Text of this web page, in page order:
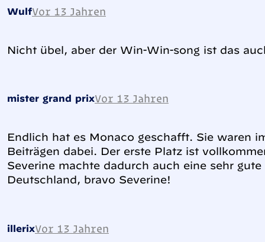
WulfVor 13 Jahren
Nicht übel, aber der Win-Win-song ist das
mister grand prixVor 13 Jahren
Endlich hat es Monaco geschafft. Sie waren
Beiträgen dabei. Der erste Platz ist
Severine machte dadurch auch eine sehr
Deutschland, bravo Severine!
illerixVor 13 Jahren